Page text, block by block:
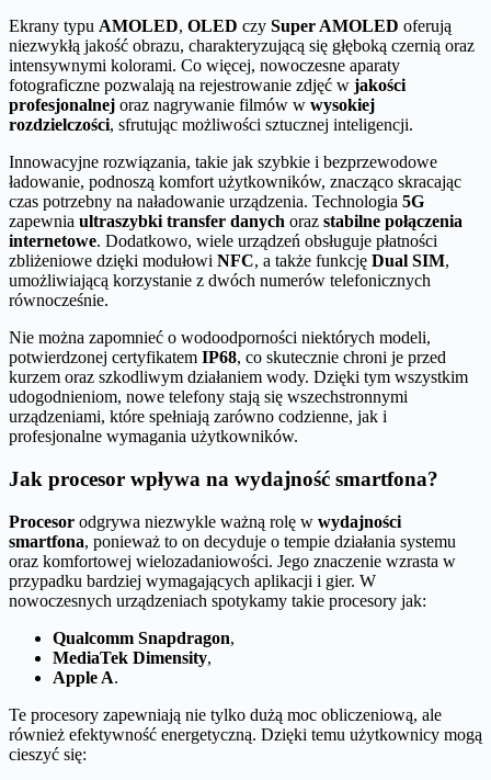
Ekrany typu AMOLED, OLED czy Super AMOLED oferują
niezwykłą jakość obrazu, charakteryzującą się głęboką czernią oraz
intensywnymi kolorami. Co więcej, nowoczesne aparaty
fotograficzne pozwalają na rejestrowanie zdjęć w jakości
profesjonalnej oraz nagrywanie filmów w wysokiej
rozdzielczości, sfrutując możliwości sztucznej inteligencji.
Innowacyjne rozwiązania, takie jak szybkie i bezprzewodowe
ładowanie, podnoszą komfort użytkowników, znacząco skracając
czas potrzebny na naładowanie urządzenia. Technologia 5G
zapewnia ultraszybki transfer danych oraz stabilne połączenia
internetowe. Dodatkowo, wiele urządzeń obsługuje płatności
zbliżeniowe dzięki modułowi NFC, a także funkcję Dual SIM,
umożliwiającą korzystanie z dwóch numerów telefonicznych
równocześnie.
Nie można zapomnieć o wodoodporności niektórych modeli,
potwierdzonej certyfikatem IP68, co skutecznie chroni je przed
kurzem oraz szkodliwym działaniem wody. Dzięki tym wszystkim
udogodnieniom, nowe telefony stają się wszechstronnymi
urządzeniami, które spełniają zarówno codzienne, jak i
profesjonalne wymagania użytkowników.
Jak procesor wpływa na wydajność smartfona?
Procesor odgrywa niezwykle ważną rolę w wydajności
smartfona, ponieważ to on decyduje o tempie działania systemu
oraz komfortowej wielozadaniowości. Jego znaczenie wzrasta w
przypadku bardziej wymagających aplikacji i gier. W
nowoczesnych urządzeniach spotykamy takie procesory jak:
Qualcomm Snapdragon,
MediaTek Dimensity,
Apple A.
Te procesory zapewniają nie tylko dużą moc obliczeniową, ale
również efektywność energetyczną. Dzięki temu użytkownicy mogą
cieszyć się: